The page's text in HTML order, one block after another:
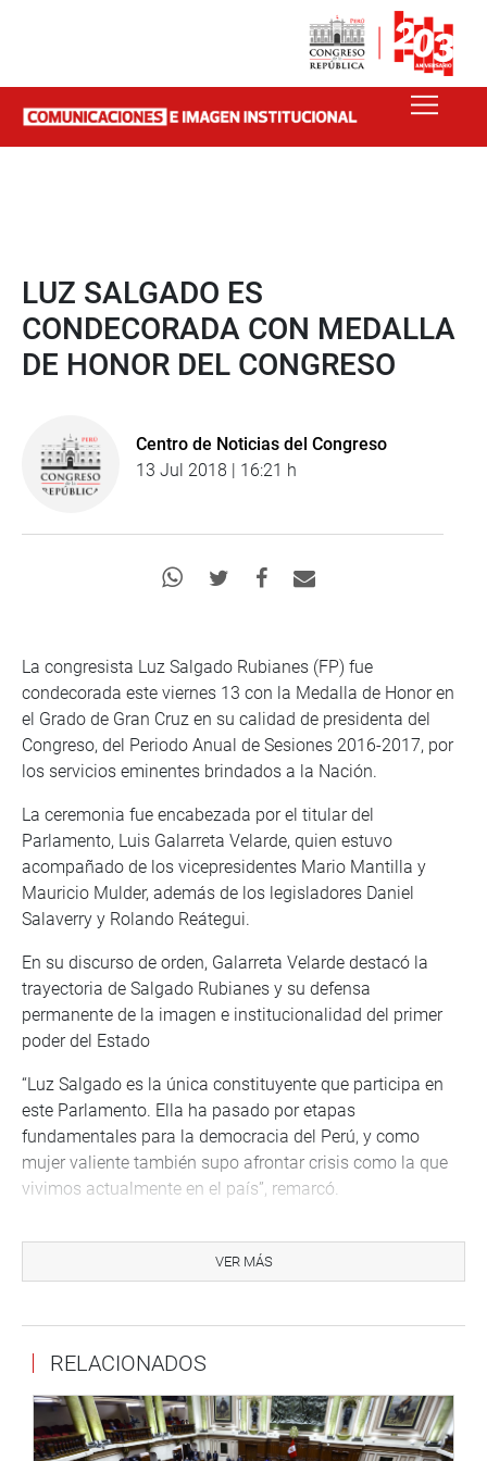
LUZ SALGADO ES
CONDECORADA CON MEDALLA
DE HONOR DEL CONGRESO
Centro de Noticias del Congreso
13 Jul 2018 | 16:21 h
La congresista Luz Salgado Rubianes (FP) fue
condecorada este viernes 13 con la Medalla de Honor en
el Grado de Gran Cruz en su calidad de presidenta del
Congreso, del Periodo Anual de Sesiones 2016-2017, por
los servicios eminentes brindados a la Nación.
La ceremonia fue encabezada por el titular del
Parlamento, Luis Galarreta Velarde, quien estuvo
acompañado de los vicepresidentes Mario Mantilla y
Mauricio Mulder, además de los legisladores Daniel
Salaverry y Rolando Reátegui.
En su discurso de orden, Galarreta Velarde destacó la
trayectoria de Salgado Rubianes y su defensa
permanente de la imagen e institucionalidad del primer
poder del Estado
“Luz Salgado es la única constituyente que participa en
este Parlamento. Ella ha pasado por etapas
fundamentales para la democracia del Perú, y como
mujer valiente también supo afrontar crisis como la que
vivimos actualmente en el país”, remarcó.
experiencia política ha aportado a la institución, a la
nación, a la historia y a la democracia del país.
“Los que te conocemos y hemos aprendido a respetarte,
quererte y a admirarte, nos sentimos orgullosos de ti.
Para mí es gratificante este momento, porque hoy Dios
me ha dado la oportunidad y el honor de condecorarte, a
nombre del Parlamento Nacional”, dijo Galarreta.
VER MÁS
RELACIONADOS